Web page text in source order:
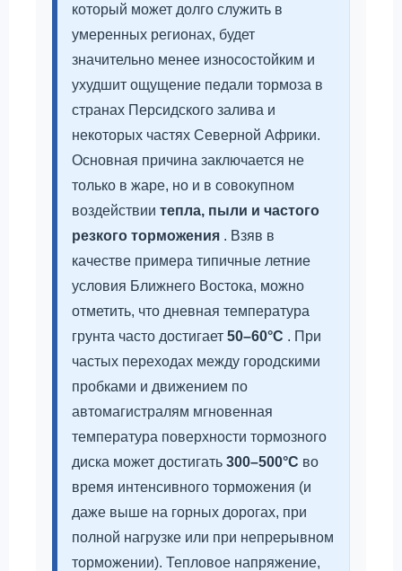
который может долго служить в
умеренных регионах, будет
значительно менее износостойким и
ухудшит ощущение педали тормоза в
странах Персидского залива и
некоторых частях Северной Африки.
Основная причина заключается не
только в жаре, но и в совокупном
воздействии тепла, пыли и частого
резкого торможения . Взяв в
качестве примера типичные летние
условия Ближнего Востока, можно
отметить, что дневная температура
грунта часто достигает 50–60°C . При
частых переходах между городскими
пробками и движением по
автомагистралям мгновенная
температура поверхности тормозного
диска может достигать 300–500°C во
время интенсивного торможения (и
даже выше на горных дорогах, при
полной нагрузке или при непрерывном
торможении). Тепловое напряжение,